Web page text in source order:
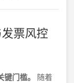
票风控
门槛。
随着